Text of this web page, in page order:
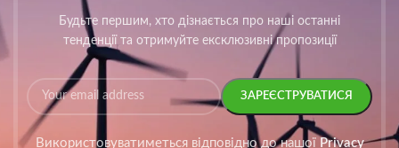
Будьте першим, хто дізнається про наші останні
тенденції та отримуйте ексклюзивні пропозиції
Використовуватиметься відповідно до нашої Privacy